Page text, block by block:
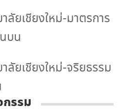
ลัยเชียงใหม่-มาตรการ
บน
ลัยเชียงใหม่-จริยธรรม
กรรม